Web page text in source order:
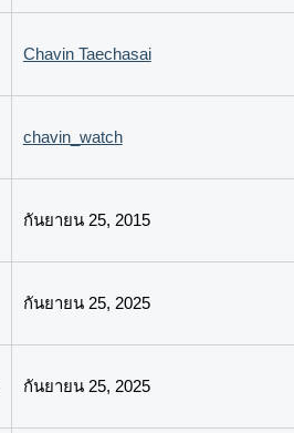
Chavin Taechasai
chavin_watch
กันยายน 25, 2015
กันยายน 25, 2025
กันยายน 25, 2025